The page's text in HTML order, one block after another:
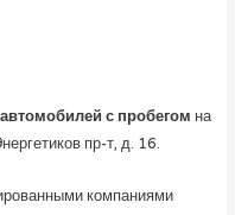
автомобилей с пробегом на
пр-т, д. 16.
компаниями